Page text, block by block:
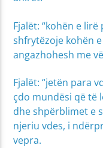
Fjalët: “kohën e
shfrytëzoje kohën
angazhohesh me
Fjalët: “jetën para
çdo mundësi që të
dhe shpërblimet e
njeriu vdes, i
vepra.